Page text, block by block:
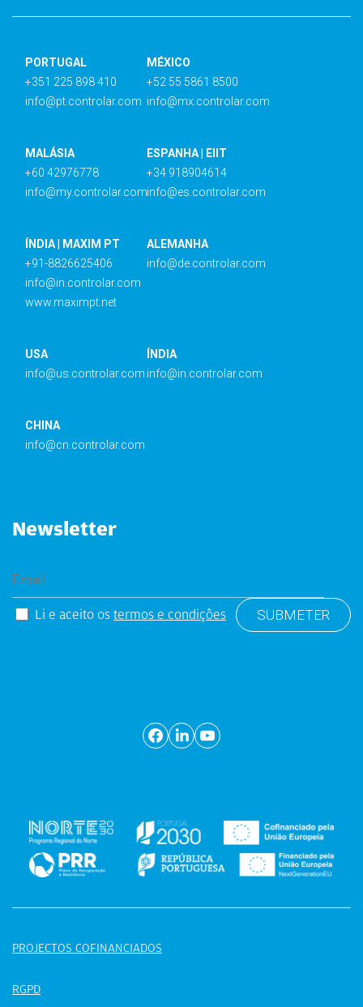
PORTUGAL
+351 225 898 410
info@pt.controlar.com
MÉXICO
+52 55 5861 8500
info@mx.controlar.com
MALÁSIA
+60 42976778
info@my.controlar.com
ESPANHA | EIIT
+34 918904614
info@es.controlar.com
ÍNDIA | MAXIM PT
+91-8826625406
info@in.controlar.com
www.maximpt.net
ALEMANHA
info@de.controlar.com
USA
info@us.controlar.com
ÍNDIA
info@in.controlar.com
CHINA
info@cn.controlar.com
Newsletter
Li e aceito os termos e condições
PROJECTOS COFINANCIADOS
RGPD